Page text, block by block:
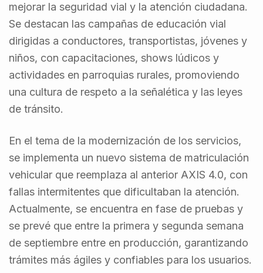
mejorar la seguridad vial y la atención ciudadana.
Se destacan las campañas de educación vial
dirigidas a conductores, transportistas, jóvenes y
niños, con capacitaciones, shows lúdicos y
actividades en parroquias rurales, promoviendo
una cultura de respeto a la señalética y las leyes
de tránsito.
En el tema de la modernización de los servicios,
se implementa un nuevo sistema de matriculación
vehicular que reemplaza al anterior AXIS 4.0, con
fallas intermitentes que dificultaban la atención.
Actualmente, se encuentra en fase de pruebas y
se prevé que entre la primera y segunda semana
de septiembre entre en producción, garantizando
trámites más ágiles y confiables para los usuarios.